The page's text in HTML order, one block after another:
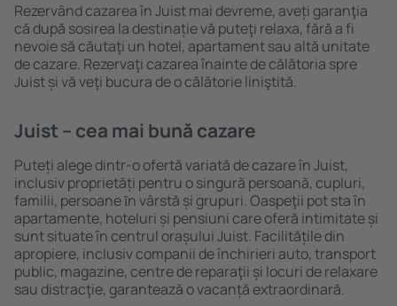
Rezervând cazarea în Juist mai devreme, aveți garanţia
că după sosirea la destinație vă puteţi relaxa, fără a fi
nevoie să căutaţi un hotel, apartament sau altă unitate
de cazare. Rezervaţi cazarea înainte de călătoria spre
Juist și vă veţi bucura de o călătorie liniştită.
Juist – cea mai bună cazare
Puteți alege dintr-o ofertă variată de cazare în Juist,
inclusiv proprietăți pentru o singură persoană, cupluri,
familii, persoane ȋn vârstă și grupuri. Oaspeţii pot sta în
apartamente, hoteluri și pensiuni care oferă intimitate și
sunt situate în centrul orașului Juist. Facilitățile din
apropiere, inclusiv companii de închirieri auto, transport
public, magazine, centre de reparaţii și locuri de relaxare
sau distracţie, garantează o vacanță extraordinară.